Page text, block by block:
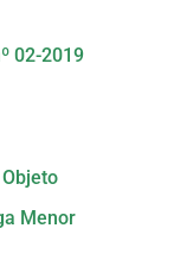
02-2019
Menor